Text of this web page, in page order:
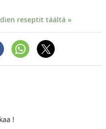
reseptit täältä »
!